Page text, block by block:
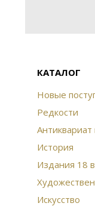
КАТАЛОГ
Новые
Редкости
История
Издания 18
Искусство